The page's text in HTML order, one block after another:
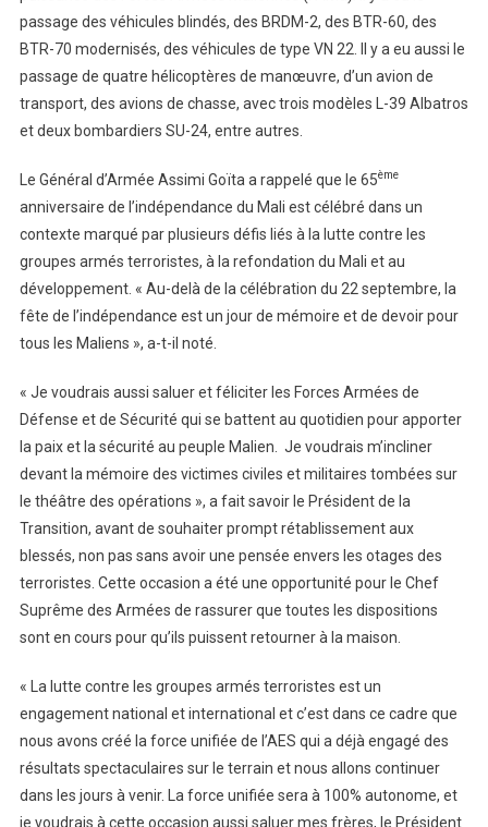
passage des véhicules blindés, des BRDM-2, des BTR-60, des
BTR-70 modernisés, des véhicules de type VN 22. Il y a eu aussi le
passage de quatre hélicoptères de manœuvre, d’un avion de
transport, des avions de chasse, avec trois modèles L-39 Albatros
et deux bombardiers SU-24, entre autres.
Le Général d’Armée Assimi Goïta a rappelé que le 65ème
anniversaire de l’indépendance du Mali est célébré dans un
contexte marqué par plusieurs défis liés à la lutte contre les
groupes armés terroristes, à la refondation du Mali et au
développement. « Au-delà de la célébration du 22 septembre, la
fête de l’indépendance est un jour de mémoire et de devoir pour
tous les Maliens », a-t-il noté.
« Je voudrais aussi saluer et féliciter les Forces Armées de
Défense et de Sécurité qui se battent au quotidien pour apporter
la paix et la sécurité au peuple Malien. Je voudrais m’incliner
devant la mémoire des victimes civiles et militaires tombées sur
le théâtre des opérations », a fait savoir le Président de la
Transition, avant de souhaiter prompt rétablissement aux
blessés, non pas sans avoir une pensée envers les otages des
terroristes. Cette occasion a été une opportunité pour le Chef
Suprême des Armées de rassurer que toutes les dispositions
sont en cours pour qu’ils puissent retourner à la maison.
« La lutte contre les groupes armés terroristes est un
engagement national et international et c’est dans ce cadre que
nous avons créé la force unifiée de l’AES qui a déjà engagé des
résultats spectaculaires sur le terrain et nous allons continuer
dans les jours à venir. La force unifiée sera à 100% autonome, et
je voudrais à cette occasion aussi saluer mes frères, le Président